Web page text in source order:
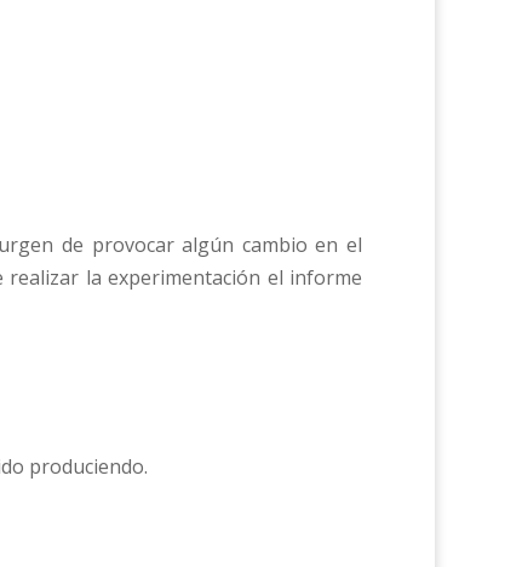
de provocar algún cambio en el
la experimentación el informe
produciendo.